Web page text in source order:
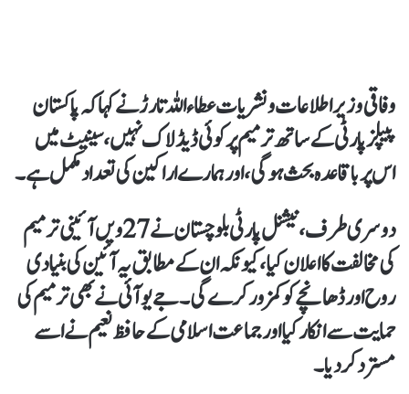
وفاقی وزیر اطلاعات و نشریات عطاء اللہ تارڑ نے کہا کہ پاکستان
پیپلز پارٹی کے ساتھ ترمیم پر کوئی ڈیڈلاک نہیں، سینیٹ میں
اس پر باقاعدہ بحث ہوگی، اور ہمارے اراکین کی تعداد مکمل ہے۔
دوسری طرف، نیشنل پارٹی بلوچستان نے 27ویں آئینی ترمیم
کی مخالفت کا اعلان کیا، کیونکہ ان کے مطابق یہ آئین کی بنیادی
روح اور ڈھانچے کو کمزور کرے گی۔ جے یو آئی نے بھی ترمیم کی
حمایت سے انکار کیا اور جماعت اسلامی کے حافظ نعیم نے اسے
مسترد کر دیا۔